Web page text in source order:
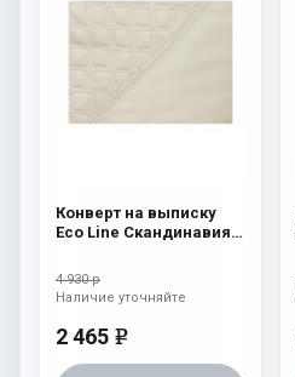
Конверт на выписку
Eco Line Скандинавия
4 930 р
2 465 e
Наличие уточняйте